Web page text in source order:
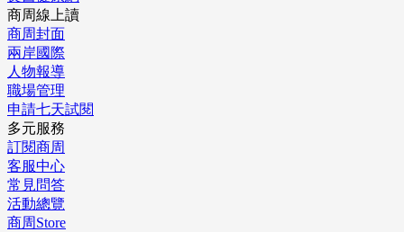
商周線上讀
商周封面
兩岸國際
人物報導
職場管理
申請七天試閱
多元服務
訂閱商周
客服中心
常見問答
活動總覽
商周Store